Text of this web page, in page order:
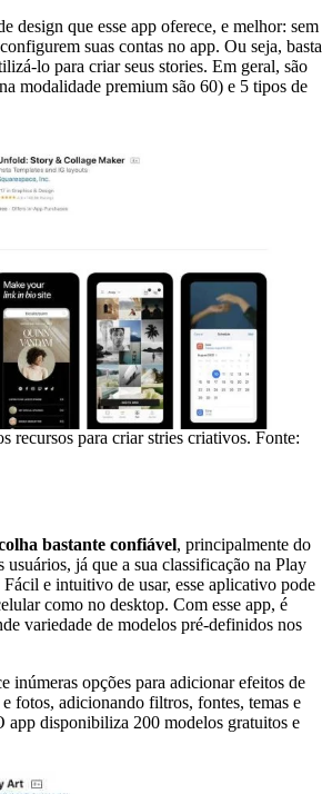
design que esse app oferece, e melhor: sem
suas contas no app. Ou seja, basta
lo para criar seus stories. Em geral, são
modalidade premium são 60) e 5 tipos de
recursos para criar stries criativos. Fonte:
bastante confiável, principalmente do
usuários, já que a sua classificação na Play
Fácil e intuitivo de usar, esse aplicativo pode
como no desktop. Com esse app, é
variedade de modelos pré-definidos nos
inúmeras opções para adicionar efeitos de
fotos, adicionando filtros, fontes, temas e
app disponibiliza 200 modelos gratuitos e